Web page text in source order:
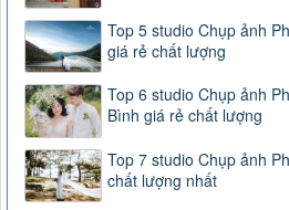
Top 5 studio Chụp ảnh
giá rẻ chất lượng
Top 6 studio Chụp ảnh
Bình giá rẻ chất lượng
Top 7 studio Chụp ảnh
chất lượng nhất